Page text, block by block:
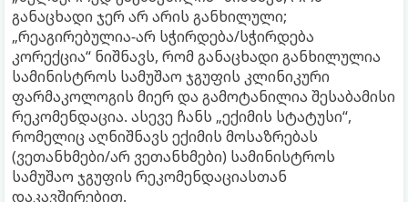
განაცხადი ჯერ არ არის განხილული;
„რეაგირებულია-არ სჭირდება/სჭირდება
კორექცია“ ნიშნავს, რომ განაცხადი განხილულია
სამინისტროს სამუშაო ჯგუფის კლინიკური
ფარმაკოლოგის მიერ და გამოტანილია შესაბამისი
რეკომენდაცია. ასევე ჩანს „ექიმის სტატუსი“,
რომელიც აღნიშნავს ექიმის მოსაზრებას
(ვეთანხმები/არ ვეთანხმები) სამინისტროს
სამუშაო ჯგუფის რეკომენდაციასთან
დაკავშირებით.